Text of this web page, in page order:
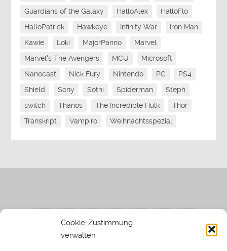
Cookie-Zustimmung
verwalten
Guardians of the Galaxy
HalloAlex
HalloFlo
HalloPatrick
Hawkeye Infinity War
Iron Man
Kawie
Loki MajorPanno
Marvel
Marvel's The Avengers
MCU
Microsoft
Nanocast
Nick Fury Nintendo PC
PS4
Shield
Sony Sothi Spiderman
Steph
switch
Thanos The Incredible Hulk
Thor
Transkript
Vampiro Weihnachtsspezial